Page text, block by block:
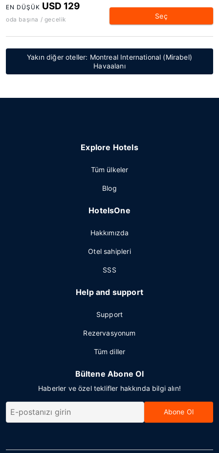
EN DÜŞÜK USD 129
oda başına / gecelik Seç
Yakın diğer oteller: Montreal International (Mirabel)
Havaalanı
Explore Hotels
Tüm ülkeler
Blog
HotelsOne
Hakkımızda
Otel sahipleri
SSS
Help and support
Support
Rezervasyonum
Tüm diller
Bültene Abone Ol
Haberler ve özel teklifler hakkında bilgi alın!
Abone Ol